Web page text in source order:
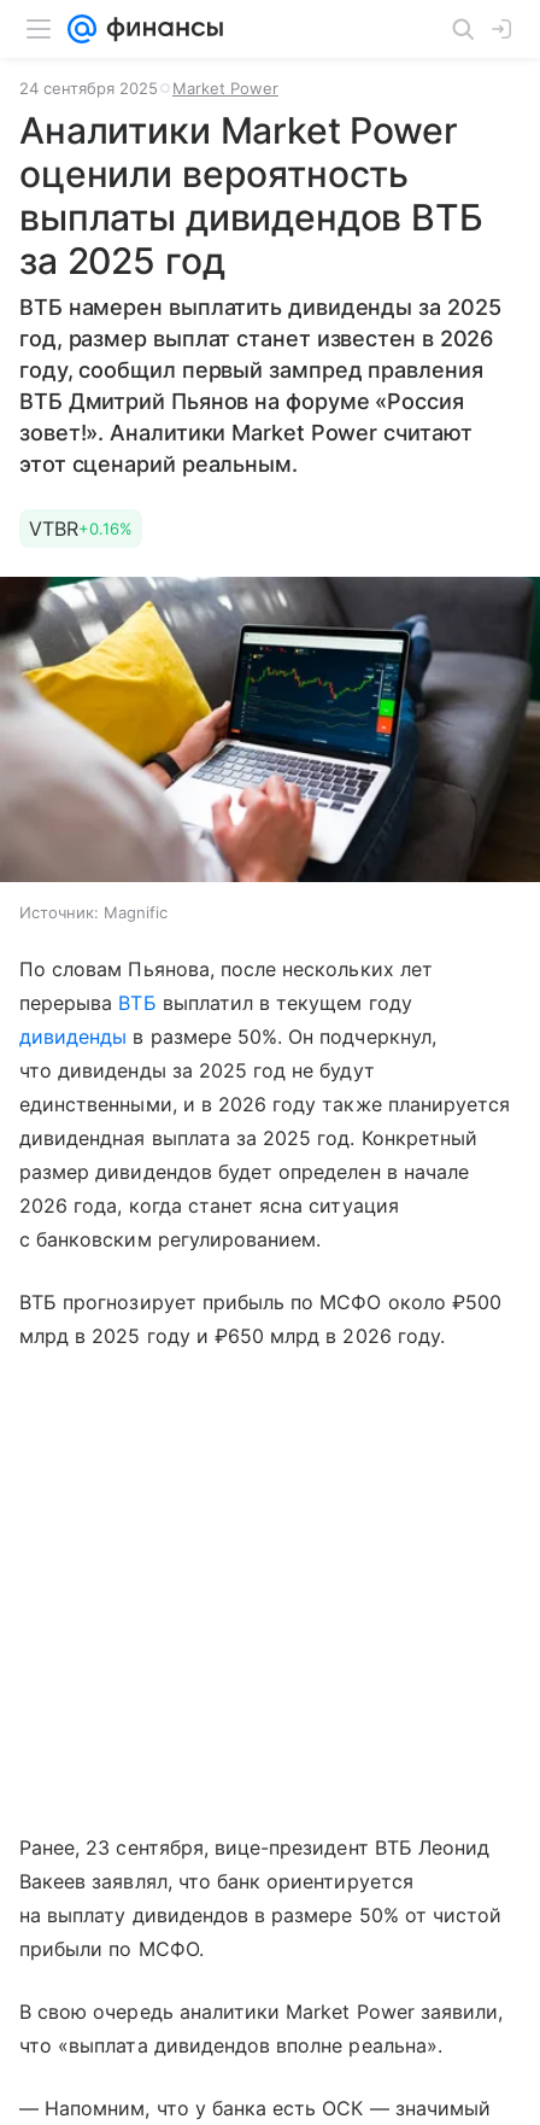
24 сентября 2025 Market Power
Аналитики Market Power
оценили вероятность
выплаты дивидендов ВТБ
за 2025 год
ВТБ намерен выплатить дивиденды за 2025
год, размер выплат станет известен в 2026
году, сообщил первый зампред правления
ВТБ Дмитрий Пьянов на форуме «Россия
зовет!». Аналитики Market Power считают
этот сценарий реальным.
VTBR+0.16%
Источник: Magnific
По словам Пьянова, после нескольких лет
перерыва ВТБ выплатил в текущем году
дивиденды в размере 50%. Он подчеркнул,
что дивиденды за 2025 год не будут
единственными, и в 2026 году также планируется
дивидендная выплата за 2025 год. Конкретный
размер дивидендов будет определен в начале
2026 года, когда станет ясна ситуация
с банковским регулированием.
ВТБ прогнозирует прибыль по МСФО около ₽500
млрд в 2025 году и ₽650 млрд в 2026 году.
Ранее, 23 сентября, вице-президент ВТБ Леонид
Вакеев заявлял, что банк ориентируется
на выплату дивидендов в размере 50% от чистой
прибыли по МСФО.
В свою очередь аналитики Market Power заявили,
что «выплата дивидендов вполне реальна».
— Напомним, что у банка есть ОСК — значимый